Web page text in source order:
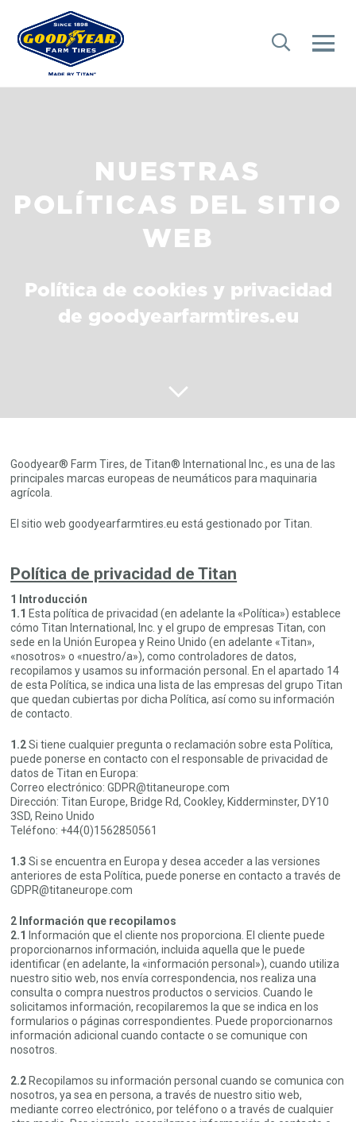
NUESTRAS
POLÍTICAS DEL SITIO
WEB
Política de cookies y privacidad
de goodyearfarmtires.eu
Goodyear® Farm Tires, de Titan® International Inc., es una de las
principales marcas europeas de neumáticos para maquinaria
agrícola.
El sitio web goodyearfarmtires.eu está gestionado por Titan.
Política de privacidad de Titan
1 Introducción
1.1 Esta política de privacidad (en adelante la «Política») establece
cómo Titan International, Inc. y el grupo de empresas Titan, con
sede en la Unión Europea y Reino Unido (en adelante «Titan»,
«nosotros» o «nuestro/a»), como controladores de datos,
recopilamos y usamos su información personal. En el apartado 14
de esta Política, se indica una lista de las empresas del grupo Titan
que quedan cubiertas por dicha Política, así como su información
de contacto.
1.2Si tiene cualquier pregunta o reclamación sobre esta Política,
puede ponerse en contacto con el responsable de privacidad de
datos de Titan en Europa:
Correo electrónico: GDPR@titaneurope.com
Dirección: Titan Europe, Bridge Rd, Cookley, Kidderminster, DY10
3SD, Reino Unido
Teléfono: +44(0)1562850561
1.3 Si se encuentra en Europa y desea acceder a las versiones
anteriores de esta Política, puede ponerse en contacto a través de
GDPR@titaneurope.com
2 Información que recopilamos
2.1 Información que el cliente nos proporciona. El cliente puede
proporcionarnos información, incluida aquella que le puede
identificar (en adelante, la «información personal»), cuando utiliza
nuestro sitio web, nos envía correspondencia, nos realiza una
consulta o compra nuestros productos o servicios. Cuando le
solicitamos información, recopilaremos la que se indica en los
formularios o páginas correspondientes. Puede proporcionarnos
información adicional cuando contacte o se comunique con
nosotros.
2.2 Recopilamos su información personal cuando se comunica con
nosotros, ya sea en persona, a través de nuestro sitio web,
mediante correo electrónico, por teléfono o a través de cualquier